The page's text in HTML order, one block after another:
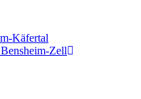
Käfertal
Zell